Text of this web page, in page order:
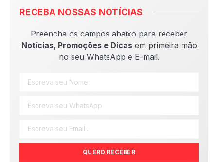
RECEBA NOSSAS NOTÍCIAS
Preencha os campos abaixo para receber
Notícias, Promoções e Dicasem primeira mão
no seu WhatsApp e E-mail.
QUERO RECEBER